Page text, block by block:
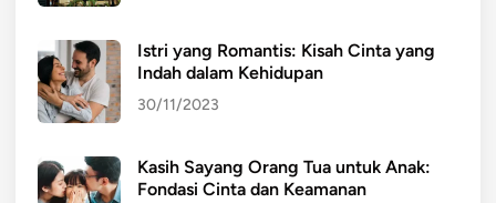
K
a
m
a
Istri yang Romantis: Kisah Cinta yang
Indah dalam Kehidupan
30/11/2023
Kasih Sayang Orang Tua untuk Anak:
Fondasi Cinta dan Keamanan